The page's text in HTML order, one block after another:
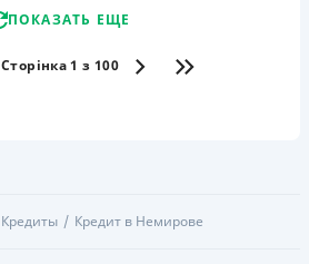
ПОКАЗАТЬ ЕЩЕ
Сторінка 1 з 100
Кредиты Кредит в Немирове